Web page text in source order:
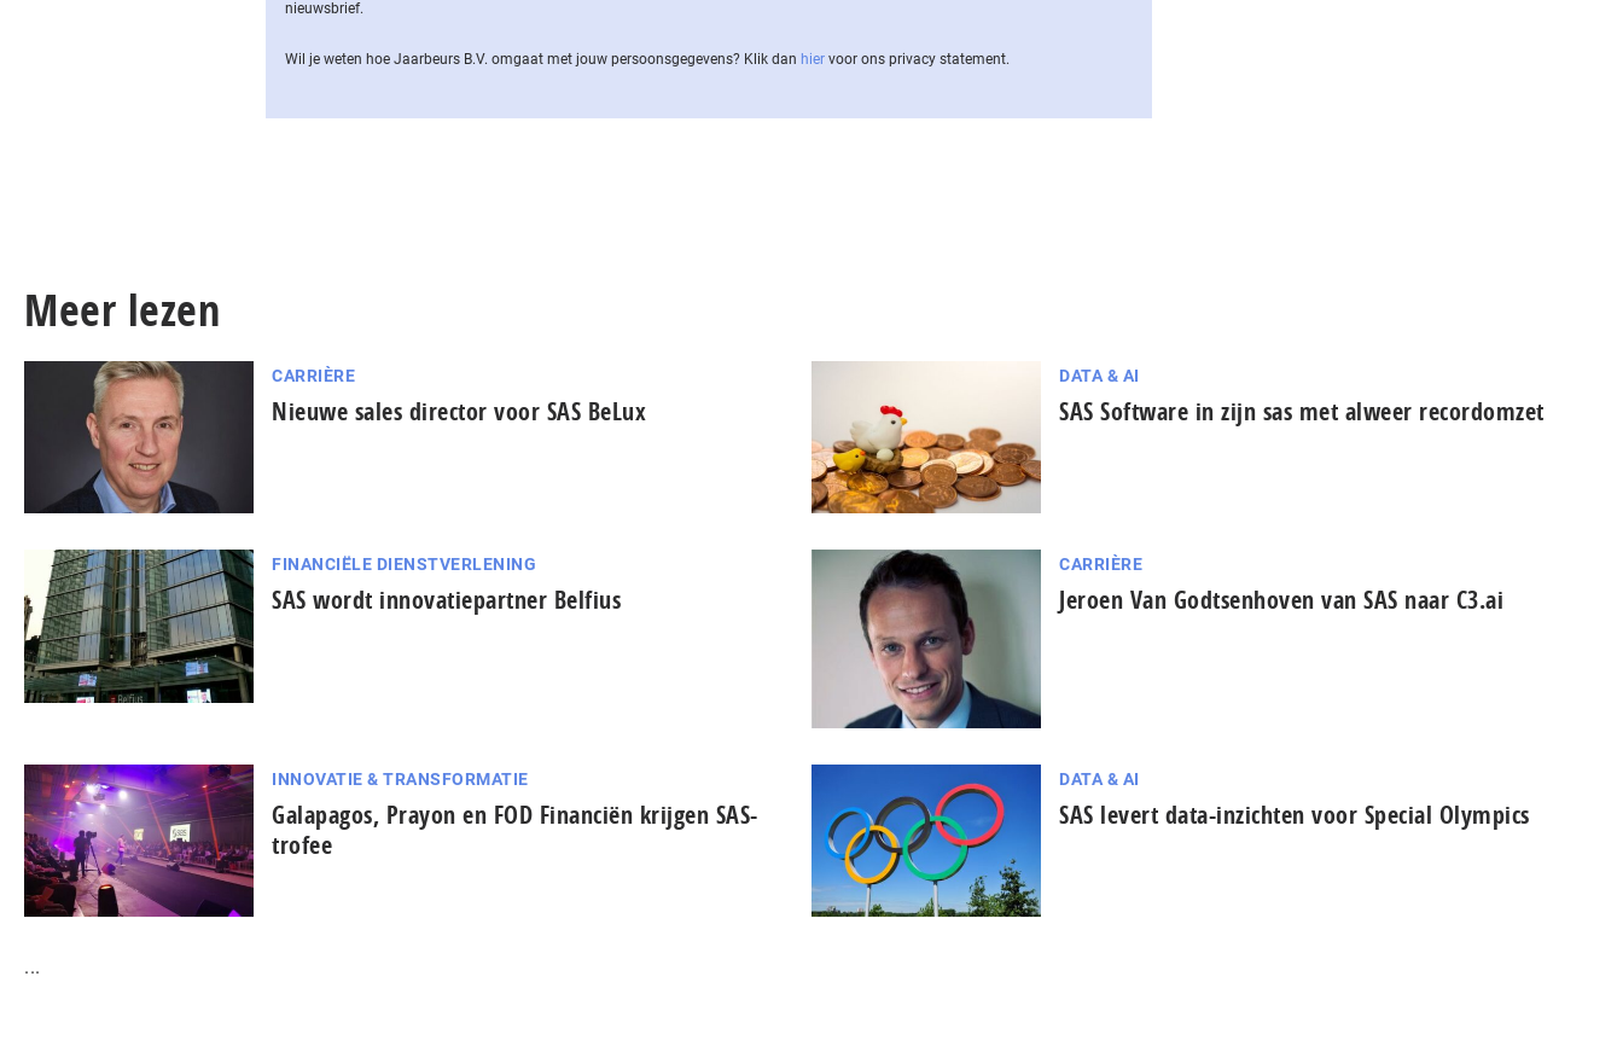
nieuwsbrief.
Wil je weten hoe Jaarbeurs B.V. omgaat met jouw per­soons­ge­ge­vens? Klik dan hier voor ons privacy statement.
Meer lezen
CARRIÈRE
Nieuwe sales director voor SAS BeLux
DATA & AI
SAS Software in zijn sas met alweer recordomzet
FINANCIËLE DIENSTVERLENING
SAS wordt innovatiepartner Belfius
CARRIÈRE
Jeroen Van Godtsenhoven van SAS naar C3.ai
INNOVATIE & TRANSFORMATIE
Galapagos, Prayon en FOD Financiën krijgen SAS-
trofee
DATA & AI
SAS levert data-inzichten voor Special Olympics
...